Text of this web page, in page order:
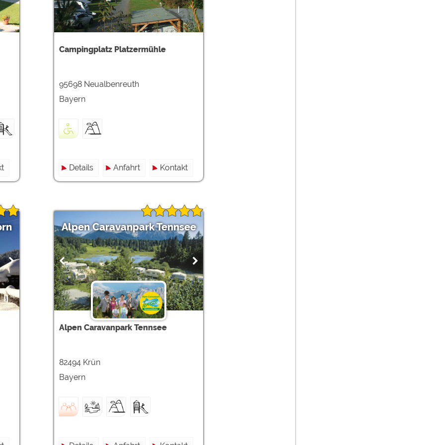
Campingplatz Platzermühle
95698 Neualbenreuth
Bayern
Details Anfahrt Kontakt
Alpen Caravanpark Tennsee
Alpen Caravanpark Tennsee
82494 Krün
Bayern